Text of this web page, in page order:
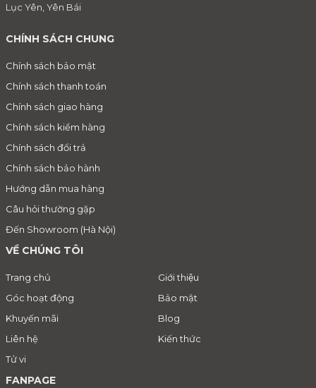
Lục Yên, Yên Bái
CHÍNH SÁCH CHUNG
Chính sách bảo mật
Chính sách thanh toán
Chính sách giao hàng
Chính sách kiểm hàng
Chính sách đổi trả
Chính sách bảo hành
Hướng dẫn mua hàng
Câu hỏi thường gặp
Đến Showroom (Hà Nội)
VỀ CHÚNG TÔI
Trang chủ
Giới thiệu
Góc hoạt động
Bảo mật
Khuyến mãi
Blog
Liên hệ
Kiến thức
Tử vi
FANPAGE